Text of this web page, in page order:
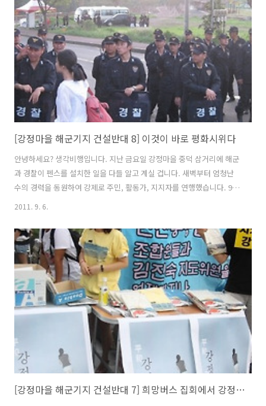
멀고 높은 곳에서 망원렌즈를 이용하여 촬영한 듯합니다. 현재 강정마을
에 계신 분과 통화를 해보니 그곳에 있는 장비로는 공사 상황을 정확히
파악하기 어렵다고 하는군요. 고권일 강정마을반대대책위원장이 올랐던
망루에서도 흙먼지가 날리는..
[강정마을 해군기지 건설반대 8] 이것이 바로 평화시위다
안녕하세요? 생각비행입니다. 지난 금요일 강정마을 중덕 삼거리에 해군
과 경찰이 펜스를 설치한 일을 다들 알고 계실 겁니다. 새벽부터 엄청난
수의 경력을 동원하여 강제로 주민, 활동가, 지지자를 연행했습니다. 9월
3일 평화비행기와 평화버스 행사를 하루 앞두고 벌어진 일이라 더 황망
비행기와 평화버스가 강정으로 오더라도 제대로 된 행사를 치를 수 있을
지 걱정이 들었습니다. 미력한 힘이나마 보태기 위해 비행기를 타고 바로
강정마을로 향했습니다. 고립된 강정마을 9월 2일 오후 상황입니다. 강
정천을 지나는 다리 앞에서 경찰이 통행을 막고 있습니다. 왜 막고 있는
지 통행권을 제한하는 이유를 물어도 묵묵부답입니다. 차를 타고 다른 길
로 강정마을에 도..
2011. 9. 6.
[강정마을 해군기지 건설반대 7] 희망버스 집회에서 강정을 알리다